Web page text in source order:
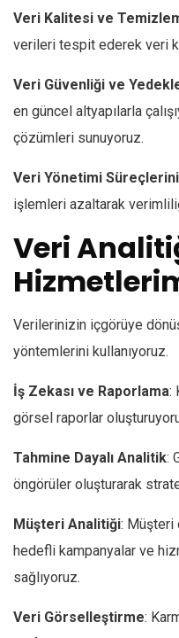
Veri Kalitesi ve
verileri tespit ederek veri
Veri Güvenliği ve
en güncel altyapılarla
çözümleri sunuyoruz.
Veri Yönetimi
işlemleri azaltarak
Veri
Verilerinizin içgörüye
yöntemlerini kullanıyoruz.
İş Zekası ve Raporlama:
görsel raporlar
Tahmine Dayalı Analitik:
öngörüler oluşturarak
Müşteri Analitiği: Müşteri
hedefli kampanyalar ve
sağlıyoruz.
Veri Görselleştirme: